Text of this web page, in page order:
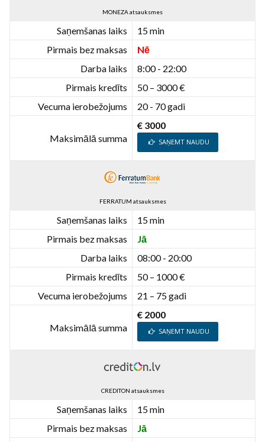
MONEZA atsauksmes
Saņemšanas laiks
15 min
Pirmais bez maksas
Nē
Darba laiks
8:00 - 22:00
Pirmais kredīts
50 – 3000 €
Vecuma ierobežojums
20 - 70 gadi
Maksimālā summa
€ 3000
SAŅEMT NAUDU
FERRATUM atsauksmes
Saņemšanas laiks
15 min
Pirmais bez maksas
Jā
Darba laiks
08:00 - 20:00
Pirmais kredīts
50 – 1000 €
Vecuma ierobežojums
21 – 75 gadi
Maksimālā summa
€ 2000
SAŅEMT NAUDU
CREDITON atsauksmes
Saņemšanas laiks
15 min
Pirmais bez maksas
Jā